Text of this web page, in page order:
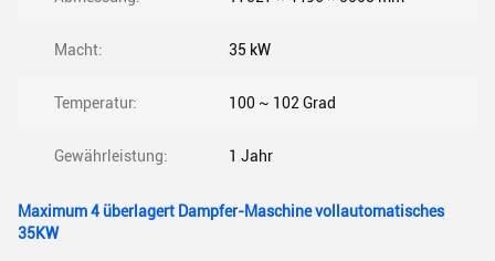
Macht: 35 kW
Temperatur: 100 ~ 102 Grad
Gewährleistung: 1 Jahr
Maximum 4 überlagert Dampfer-Maschine vollautomatisches
35KW